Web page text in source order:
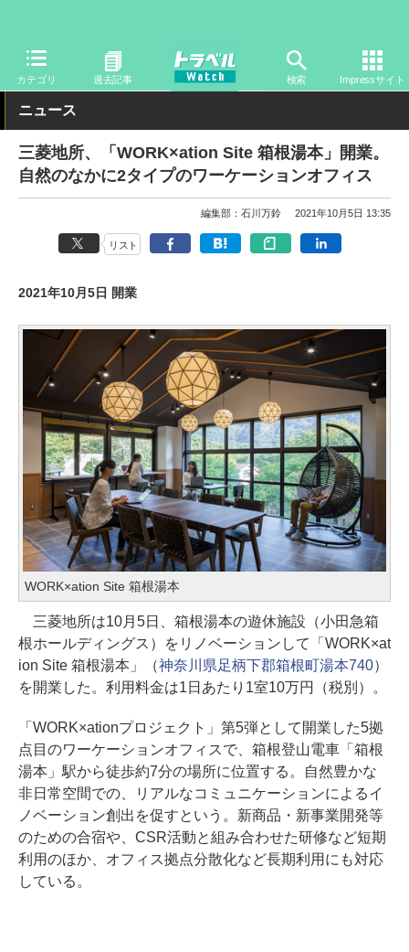
カテゴリ 過去記事 検索 Impressサイト
トラベル Watch 地域 国内旅行 関東
ニュース
三菱地所、「WORK×ation Site 箱根湯本」開業。
自然のなかに2タイプのワーケーションオフィス
編集部：石川万鈴 2021年10月5日 13:35
リスト
2021年10月5日 開業
WORK×ation Site 箱根湯本
三菱地所は10月5日、箱根湯本の遊休施設（小田急箱
根ホールディングス）をリノベーションして「WORK×at
ion Site 箱根湯本」（神奈川県足柄下郡箱根町湯本740）
を開業した。利用料金は1日あたり1室10万円（税別）。
「WORK×ationプロジェクト」第5弾として開業した5拠
点目のワーケーションオフィスで、箱根登山電車「箱根
湯本」駅から徒歩約7分の場所に位置する。自然豊かな
非日常空間での、リアルなコミュニケーションによるイ
ノベーション創出を促すという。新商品・新事業開発等
のための合宿や、CSR活動と組み合わせた研修など短期
利用のほか、オフィス拠点分散化など長期利用にも対応
している。